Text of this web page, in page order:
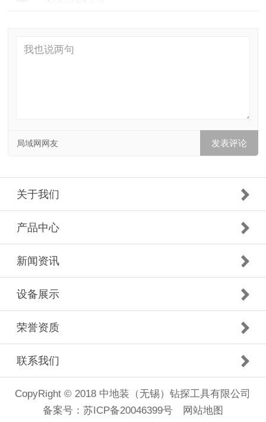
局域网网友
关于我们
产品中心
新闻资讯
设备展示
荣誉资质
联系我们
CopyRight © 2018 中地装（无锡）钻探工具有限公司
备案号： 苏ICP备20046399号
网站地图